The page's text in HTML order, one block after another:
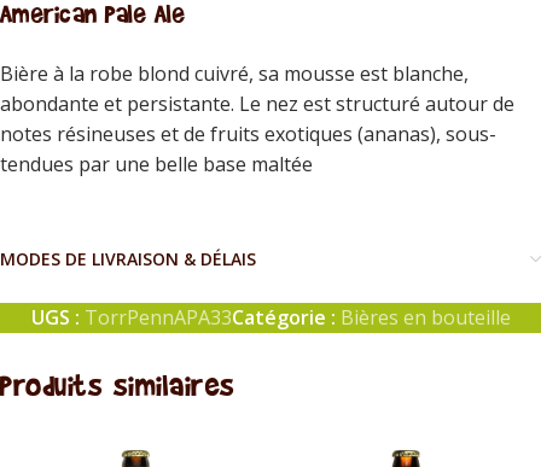
American Pale Ale
Bière à la robe blond cuivré, sa mousse est blanche,
abondante et persistante. Le nez est structuré autour de
notes résineuses et de fruits exotiques (ananas), sous-
tendues par une belle base maltée
MODES DE LIVRAISON & DÉLAIS
UGS : TorrPennAPA33Catégorie : Bières en bouteille
Produits similaires